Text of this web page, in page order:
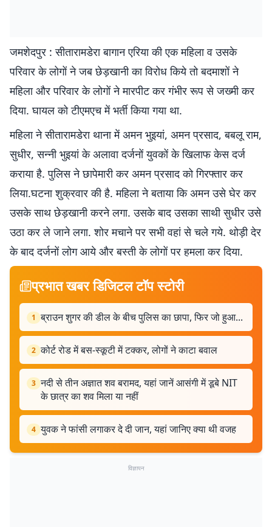
जमशेदपुर : सीतारामडेरा बागान एरिया की एक महिला व उसके
परिवार के लोगों ने जब छेड़खानी का विरोध किये तो बदमाशों ने
महिला और परिवार के लोगों ने मारपीट कर गंभीर रूप से जख्मी कर
दिया. घायल को टीएमएच में भर्ती किया गया था.
महिला ने सीतारामडेरा थाना में अमन भुइयां, अमन प्रसाद, बबलू राम,
सुधीर, सन्नी भुइयां के अलावा दर्जनों युवकों के खिलाफ केस दर्ज
कराया है. पुलिस ने छापेमारी कर अमन प्रसाद को गिरफ्तार कर
लिया.घटना शुक्रवार की है. महिला ने बताया कि अमन उसे घेर कर
उसके साथ छेड़खानी करने लगा. उसके बाद उसका साथी सुधीर उसे
उठा कर ले जाने लगा. शोर मचाने पर सभी वहां से चले गये. थोड़ी देर
के बाद दर्जनों लोग आये और बस्ती के लोगों पर हमला कर दिया.
प्रभात खबर डिजिटल टॉप स्टोरी
1 ब्राउन शुगर की डील के बीच पुलिस का छापा, फिर जो हुआ...
2 कोर्ट रोड में बस-स्कूटी में टक्कर, लोगों ने काटा बवाल
3 नदी से तीन अज्ञात शव बरामद, यहां जानें आसंगी में डूबे NIT
के छात्र का शव मिला या नहीं
4 युवक ने फांसी लगाकर दे दी जान, यहां जानिए क्या थी वजह
विज्ञापन